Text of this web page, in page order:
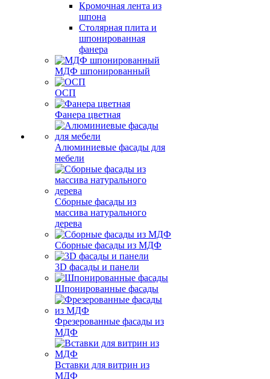
Кромочная лента из
шпона
Столярная плита и
шпонированная
фанера
МДФ шпонированный
ОСП
Фанера цветная
Алюминиевые фасады для
мебели
Сборные фасады из
массива натурального
дерева
Сборные фасады из МДФ
3D фасады и панели
Шпонированные фасады
Фрезерованные фасады из
МДФ
Вставки для витрин из
МДФ